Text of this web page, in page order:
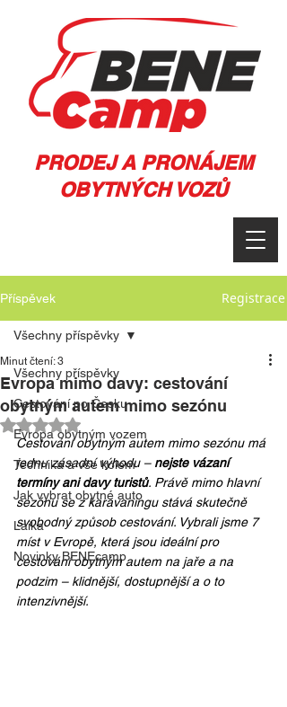
PRODEJ A PRONÁJEM
OBYTNÝCH VOZŮ
Příspěvek Registrace
Všechny příspěvky
Cestování po Česku
Evropa obytným vozem
Technika a vše kolem
Jak vybrat obytné auto
Laika
Novinky BENEcamp
Všechny příspěvky
Evropa mimo davy: cestování
obytným autem mimo sezónu
Minut čtení: 3
Hodnoceno NaN z 5 hvězdiček.
Cestování obytným autem mimo sezónu má
jednu zásadní výhodu – nejste vázaní
termíny ani davy turistů. Právě mimo hlavní
sezónu se z karavaningu stává skutečně
svobodný způsob cestování. Vybrali jsme 7
míst v Evropě, která jsou ideální pro
cestování obytným autem na jaře a na
podzim – klidnější, dostupnější a o to
intenzivnější.